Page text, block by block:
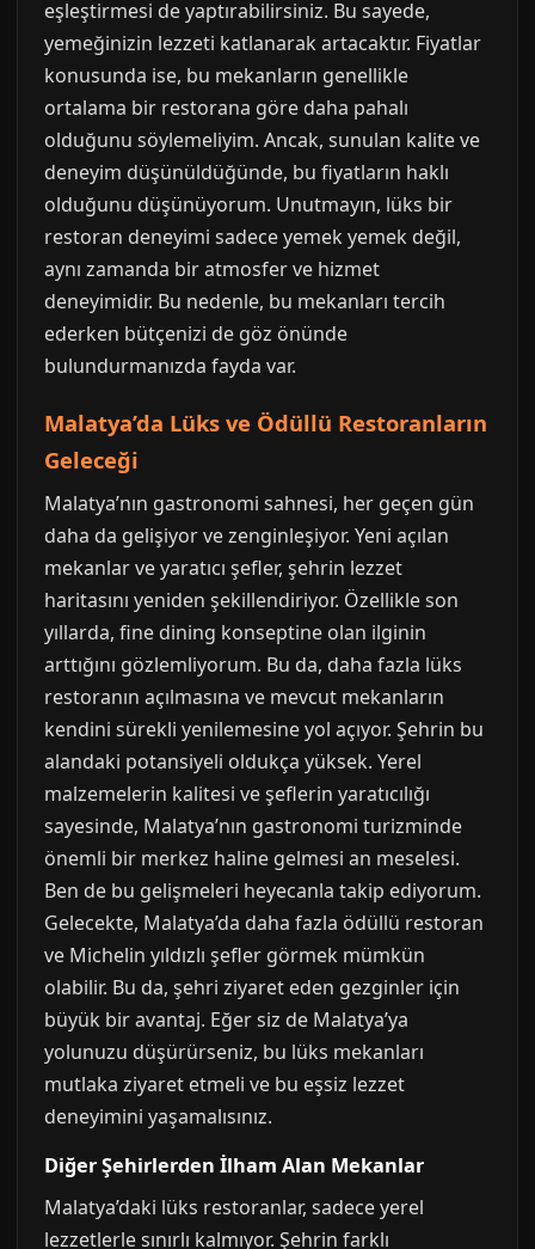
eşleştirmesi de yaptırabilirsiniz. Bu sayede,
yemeğinizin lezzeti katlanarak artacaktır. Fiyatlar
konusunda ise, bu mekanların genellikle
ortalama bir restorana göre daha pahalı
olduğunu söylemeliyim. Ancak, sunulan kalite ve
deneyim düşünüldüğünde, bu fiyatların haklı
olduğunu düşünüyorum. Unutmayın, lüks bir
restoran deneyimi sadece yemek yemek değil,
aynı zamanda bir atmosfer ve hizmet
deneyimidir. Bu nedenle, bu mekanları tercih
ederken bütçenizi de göz önünde
bulundurmanızda fayda var.
Malatya’da Lüks ve Ödüllü Restoranların
Geleceği
Malatya’nın gastronomi sahnesi, her geçen gün
daha da gelişiyor ve zenginleşiyor. Yeni açılan
mekanlar ve yaratıcı şefler, şehrin lezzet
haritasını yeniden şekillendiriyor. Özellikle son
yıllarda, fine dining konseptine olan ilginin
arttığını gözlemliyorum. Bu da, daha fazla lüks
restoranın açılmasına ve mevcut mekanların
kendini sürekli yenilemesine yol açıyor. Şehrin bu
alandaki potansiyeli oldukça yüksek. Yerel
malzemelerin kalitesi ve şeflerin yaratıcılığı
sayesinde, Malatya’nın gastronomi turizminde
önemli bir merkez haline gelmesi an meselesi.
Ben de bu gelişmeleri heyecanla takip ediyorum.
Gelecekte, Malatya’da daha fazla ödüllü restoran
ve Michelin yıldızlı şefler görmek mümkün
olabilir. Bu da, şehri ziyaret eden gezginler için
büyük bir avantaj. Eğer siz de Malatya’ya
yolunuzu düşürürseniz, bu lüks mekanları
mutlaka ziyaret etmeli ve bu eşsiz lezzet
deneyimini yaşamalısınız.
Diğer Şehirlerden İlham Alan Mekanlar
Malatya’daki lüks restoranlar, sadece yerel
lezzetlerle sınırlı kalmıyor. Şehrin farklı